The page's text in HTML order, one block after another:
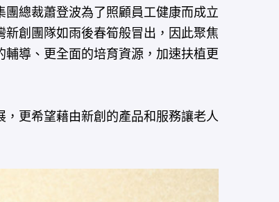
總裁蕭登波為了照顧員工健康而成立
創團隊如雨後春筍般冒出，因此聚焦
導、更全面的培育資源，加速扶植更
更希望藉由新創的產品和服務讓老人